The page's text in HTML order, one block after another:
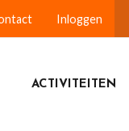
Inloggen
ACTIVITEITEN